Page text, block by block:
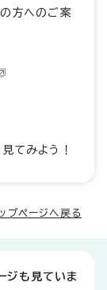
方へのご案
てみよう！
プページへ戻る
ジも見ていま